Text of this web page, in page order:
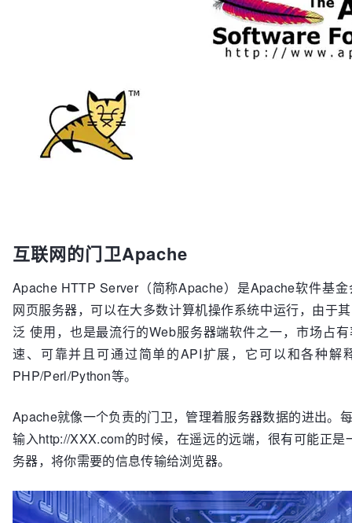
互联网的门卫Apache
Apache HTTP Server（简称Apache）是Apache软件基
网页服务器，可以在大多数计算机操作系统中运行，由于
泛 使用，也是最流行的Web服务器端软件之一，市场占
速、可靠并且可通过简单的API扩展，它可以和各种解
PHP/Perl/Python等。
Apache就像一个负责的门卫，管理着服务器数据的进出。
输入http://XXX.com的时候，在遥远的远端，很有可能正
务器，将你需要的信息传输给浏览器。